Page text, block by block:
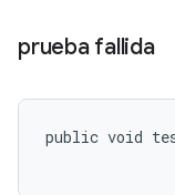
prueba fallida
public void